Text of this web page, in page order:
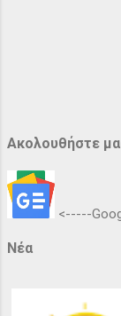
Ακολουθήστε
<-----
Νέα